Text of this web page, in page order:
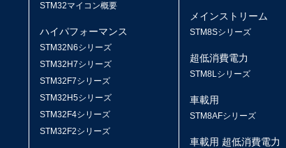
STM32マイコン概要
ハイパフォーマンス
STM32N6シリーズ
STM32H7シリーズ
STM32F7シリーズ
STM32H5シリーズ
STM32F4シリーズ
STM32F2シリーズ
メインストリーム
STM8Sシリーズ
超低消費電力
STM8Lシリーズ
車載用
STM8AFシリーズ
車載用 超低消費電力